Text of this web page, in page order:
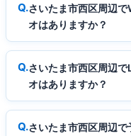
さいたま市西区周辺
オはありますか？
さいたま市西区周辺
オはありますか？
さいたま市西区周辺